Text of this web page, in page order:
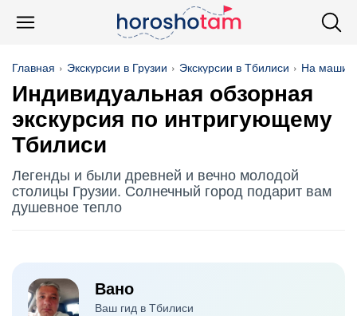
Главная Экскурсии в Грузии Экскурсии в Тбилиси На
Индивидуальная обзорная
экскурсия по интригующему
Тбилиси
Легенды и были древней и вечно молодой
столицы Грузии. Солнечный город подарит вам
душевное тепло
Вано
Ваш гид в Тбилиси